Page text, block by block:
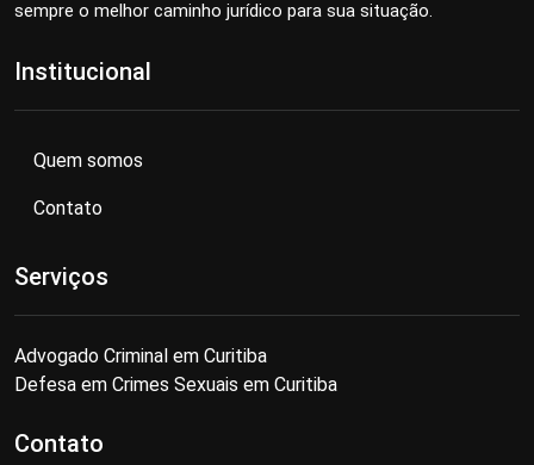
sempre o melhor caminho jurídico para sua situação.
Institucional
Quem somos
Contato
Serviços
Advogado Criminal em Curitiba
Defesa em Crimes Sexuais em Curitiba
Contato